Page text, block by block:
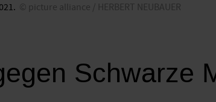
picture alliance / HERBERT NEUBAUER
Schwarze